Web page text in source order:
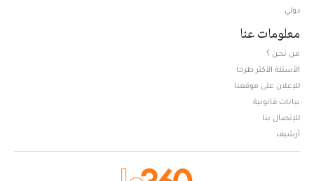
دولي
معلومات عنا
من نحن ؟
الأسئلة الأكثر طرحا
للإعلان على موقعنا
بيانات قانونية
للإتصال بنا
أرشيف